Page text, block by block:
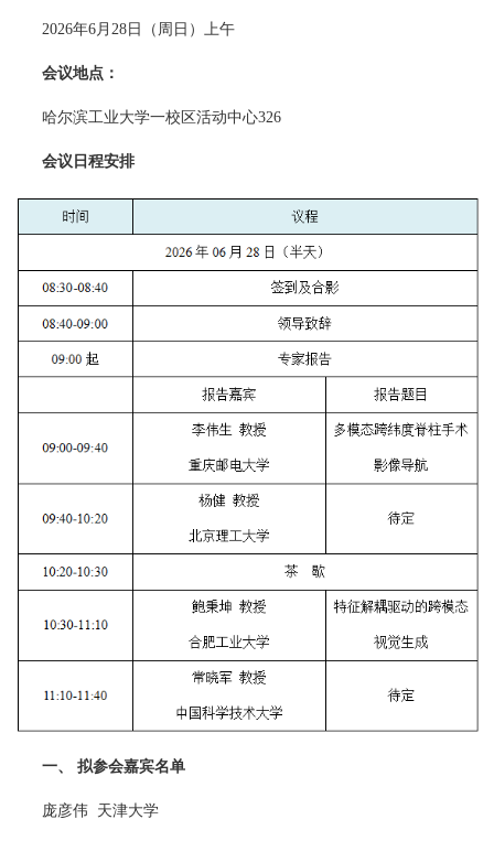
2026年6月28日（周日）上午
会议地点：
哈尔滨工业大学一校区活动中心326
会议日程安排
一、 拟参会嘉宾名单
庞彦伟  天津大学